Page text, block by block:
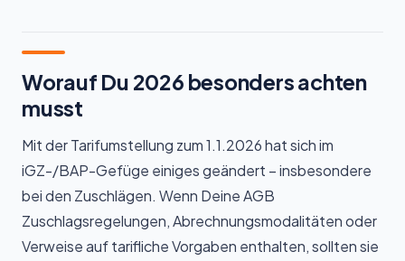
Worauf Du 2026 besonders achten
musst
Mit der Tarifumstellung zum 1.1.2026 hat sich im
iGZ-/BAP-Gefüge einiges geändert – insbesondere
bei den Zuschlägen. Wenn Deine AGB
Zuschlagsregelungen, Abrechnungsmodalitäten oder
Verweise auf tarifliche Vorgaben enthalten, sollten sie